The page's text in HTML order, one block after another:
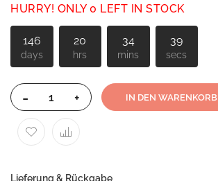
HURRY! ONLY 0 LEFT IN STOCK
146 20 34 39
days hrs mins secs
- + IN DEN WARENKORB
Lieferung & Rückgabe